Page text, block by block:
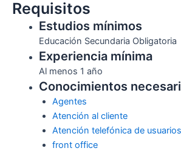
Requisitos
Estudios mínimos
Educación Secundaria Obligatoria
Experiencia mínima
Al menos 1 año
Conocimientos
Agentes
Atención al cliente
Atención telefónica de usuarios
front office